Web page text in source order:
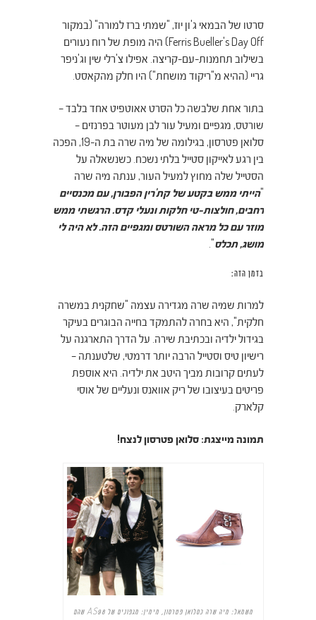
סרטו של הבמאי ג'ון יוז, "שמתי ברז למורה" (במקור
Ferris Bueller's Day Off) היה מופת של רוח נעורים
בשילוב תחמנות-עם-קריצה. אפילו צ'רלי שין וג'ניפר
גריי (ההיא מ"ריקוד מושחת") היו חלק מהקאסט.
בתור אחת שלבשה כל הסרט אאוטפיט אחד בלבד –
שורטס, מגפיים ומעיל עור לבן מעוטר בפרנזים –
סלואן פטרסון, בגילומה של מיה שרה
בת ה-19, הפכה
בין רגע לאייקון סטייל בלתי נשכח. כשנשאלה על
הסטייל שלה מחוץ למעיל העור, ענתה מיה שרה
"הייתי ממש בקטע של קת'רין הפבורן, עם מכנסיים
רחבים, חולצות-טי חלקות ונעלי קדס. הרגשתי ממש
מוזר עם כל מראה השורטס ומגפיים הזה. לא היה לי
מושג, תכלס".
בזמן הזה:
למרות שמיה שרה מגדירה עצמה "שחקנית במשרה
חלקית", היא בחרה להתמקד בחייה הבוגרים בעיקר
בגידול ילדיה ובכתיבת שירה. על הדרך התארגנה על
רישיון טיס וסטייל הרבה יותר דרמטי, שלטענתה –
לעתים קרובות מביך היטב את ילדיה. היא אוספת
פריטים בעיצובו של ריק אוואנס ונעליים של אוסי
קלארק.
תמונה מייצגת: סלואן פטרסון לנצח!
משמאל: מיה שרה כסלואן פטרסון, מימין: מגפונים של AS98 שהם